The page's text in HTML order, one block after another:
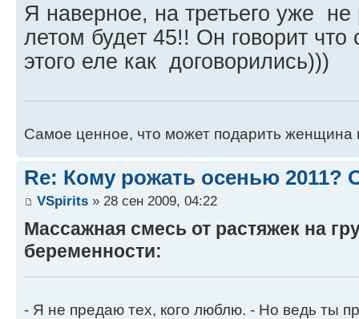
Я наверное, на третьего уже
летом будет 45!! Он говорит что
этого еле как договорились)))
Самое ценное, что может подарить женщина
Re: Кому рожать осенью 2011?
VSpirits » 28 сен 2009, 04:22
Массажная смесь от растяжек на
беременности:
- Я не предаю тех, кого люблю. - Но ведь ты